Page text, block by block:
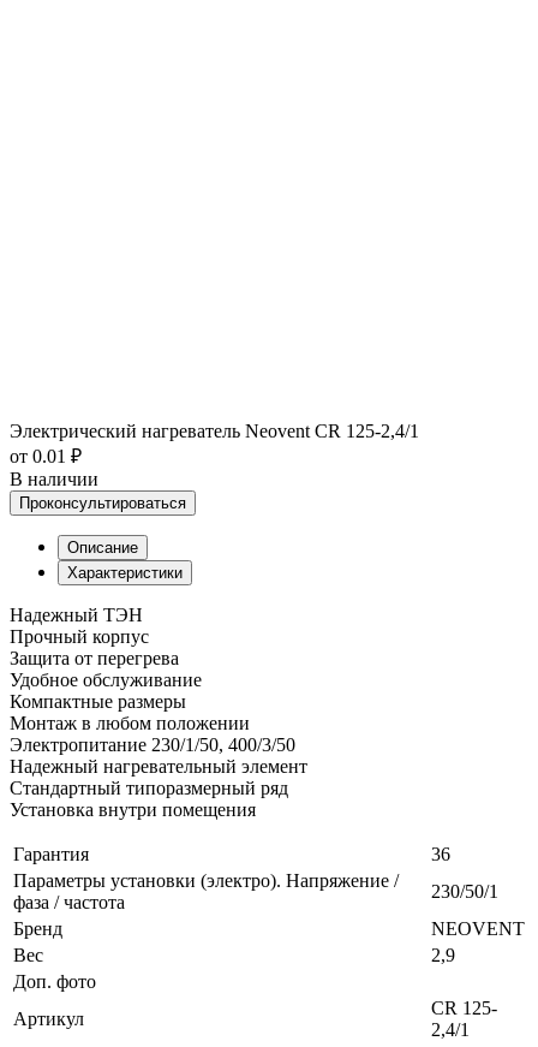
Электрический нагреватель Neovent CR 125-2,4/1
от 0.01 ₽
В наличии
Проконсультироваться
Описание
Характеристики
Надежный ТЭН
Прочный корпус
Защита от перегрева
Удобное обслуживание
Компактные размеры
Монтаж в любом положении
Электропитание 230/1/50, 400/3/50
Надежный нагревательный элемент
Стандартный типоразмерный ряд
Установка внутри помещения
Гарантия
36
Параметры установки (электро). Напряжение /
фаза / частота
230/50/1
Бренд
NEOVENT
Вес
2,9
Доп. фото
Артикул
CR 125-
2,4/1